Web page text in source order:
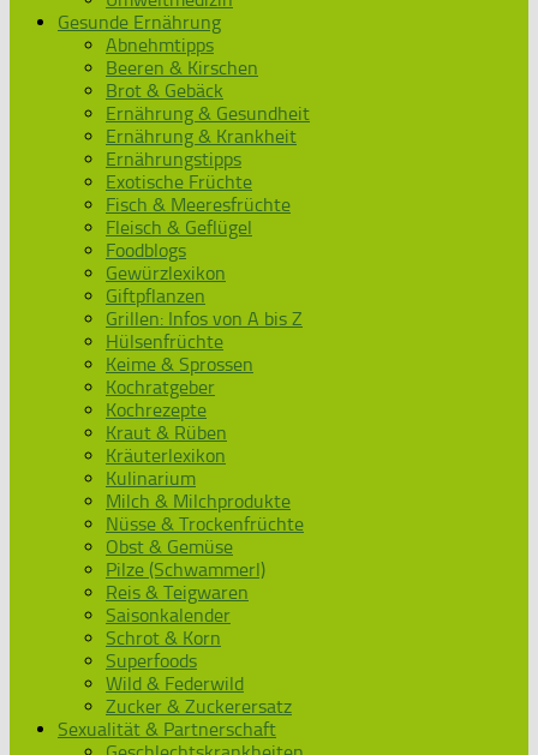
Gesunde Ernährung
Abnehmtipps
Beeren & Kirschen
Brot & Gebäck
Ernährung & Gesundheit
Ernährung & Krankheit
Ernährungstipps
Exotische Früchte
Fisch & Meeresfrüchte
Fleisch & Geflügel
Foodblogs
Gewürzlexikon
Giftpflanzen
Grillen: Infos von A bis Z
Hülsenfrüchte
Keime & Sprossen
Kochratgeber
Kochrezepte
Kraut & Rüben
Kräuterlexikon
Kulinarium
Milch & Milchprodukte
Nüsse & Trockenfrüchte
Obst & Gemüse
Pilze (Schwammerl)
Reis & Teigwaren
Saisonkalender
Schrot & Korn
Superfoods
Wild & Federwild
Zucker & Zuckerersatz
Sexualität & Partnerschaft